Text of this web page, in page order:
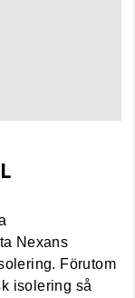
Nexans
Förutom
isolering så